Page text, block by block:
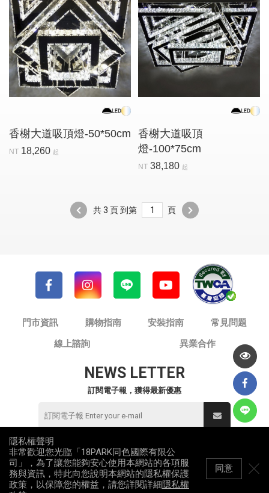
香榭大道吸頂燈-50*50cm
NT 18,260 起
香榭大道吸頂
燈-100*75cm
NT 38,180 起
共 3 頁 到第 頁
門市資訊 購物指南 安裝指南
常見問題
線上諮詢
異業合作
NEWS LETTER
訂閱電子報，獲得最新優惠
© 同色國際有限公司 / 18PARK流行燈飾傢飾
統一編號：82953912
All Rights Reserved
隱私權聲明
非常歡迎您光臨「18PARK同色國際有限公
司」，為了讓您能夠安心使用本網站的各項服
務與資訊，特此向您說明本網站的隱私權保護
政策，以保障您的權益，請您詳閱詳細隱私權
同意